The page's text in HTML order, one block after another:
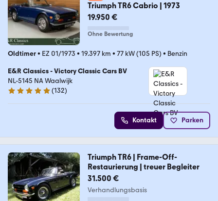
Triumph TR6 Cabrio | 1973
19.950 €
Ohne Bewertung
Oldtimer• EZ 01/1973 • 19.397 km • 77 kW (105 PS) • Benzin
E&R Classics - Victory Classic Cars BV
NL-5145 NA Waalwijk
5 Sterne
(132)
Kontakt Parken
Triumph TR6 | Frame-Off-
Restaurierung | treuer Begleiter
31.500 €
Verhandlungsbasis